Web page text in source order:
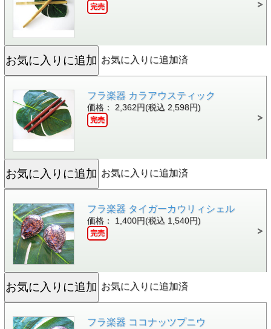
完売
お気に入りに追加済
フラ楽器 カラアウスティック
価格： 2,362円(税込 2,598円)
完売
お気に入りに追加済
フラ楽器 タイガーカウリィシェル
価格： 1,400円(税込 1,540円)
完売
お気に入りに追加済
フラ楽器 ココナッツプニウ